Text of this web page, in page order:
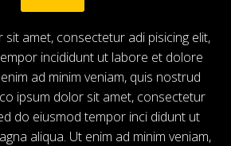
amet, consectetur adi pisicing elit,
incididunt ut labore et dolore
ad minim veniam, quis nostrud
ipsum dolor sit amet, consectetur
do eiusmod tempor inci didunt ut
aliqua. Ut enim ad minim veniam,